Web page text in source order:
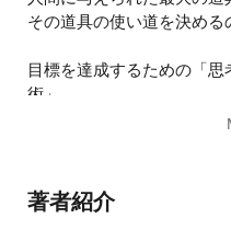
その道具の使い道を決め
目標を達成するための「
術」
●確実に実現できる計画を立
●小さな達成を習慣化する
著者紹介